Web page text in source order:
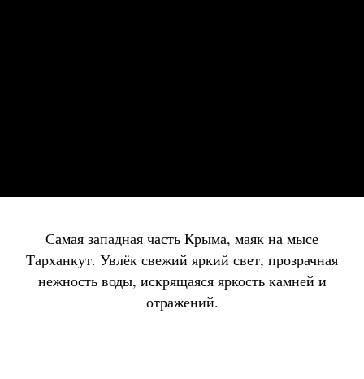
Самая западная часть Крыма, маяк на мысе
Тарханкут. Увлёк свежий яркий свет, прозрачная
нежность воды, искрящаяся яркость камней и
отражений.